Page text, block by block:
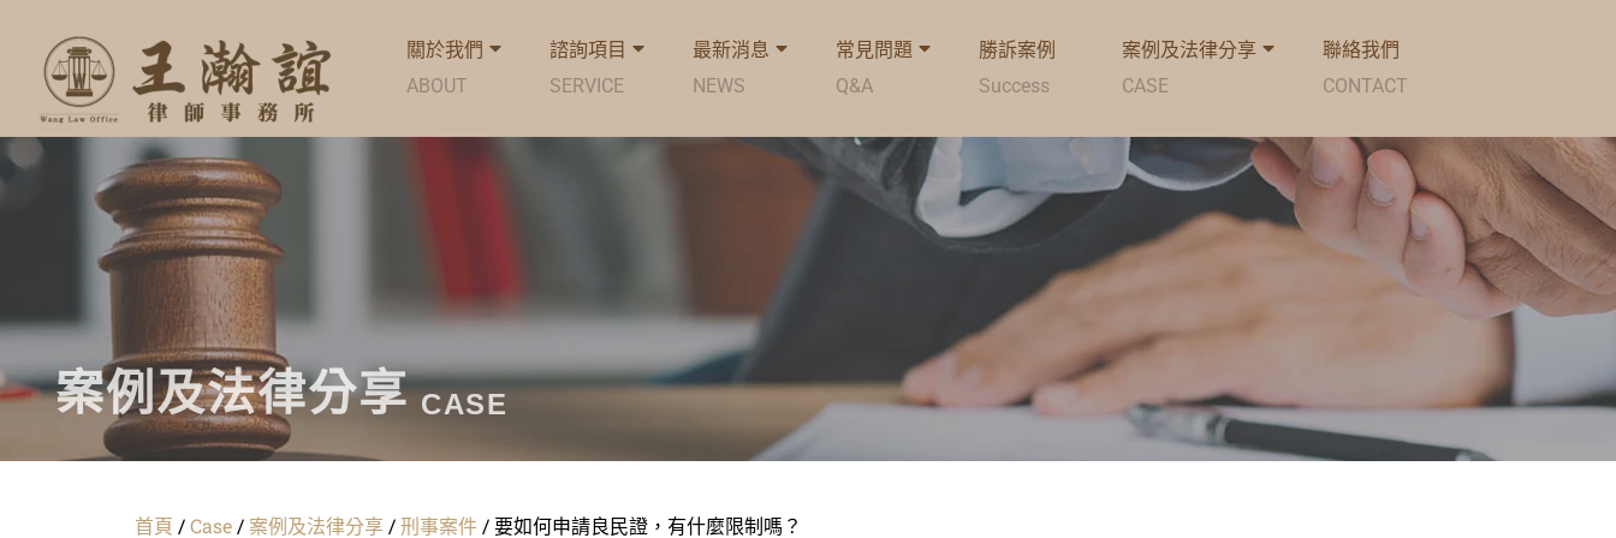
關於我們
ABOUT
諮詢項目
SERVICE
最新消息
NEWS
常見問題
Q&A
勝訴案例
Success
案例及法律分享
CASE
聯絡我們
CONTACT
案例及法律分享 CASE
首頁 /Case / 案例及法律分享 /刑事案件 /要如何申請良民證，有什麼限制嗎？